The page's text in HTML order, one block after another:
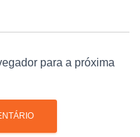
para a próxima